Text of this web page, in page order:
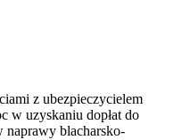
z ubezpieczycielem
w uzyskaniu dopłat do
naprawy blacharsko-